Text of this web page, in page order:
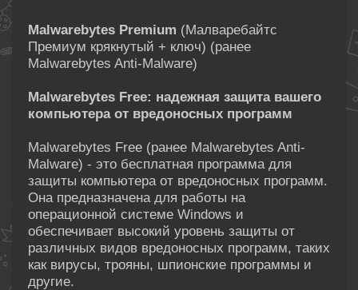
Malwarebytes Premium (Малваребайтс
Премиум крякнутый + ключ) (ранее
Malwarebytes Anti-Malware)
Malwarebytes Free: надежная защита вашего
компьютера от вредоносных программ
Malwarebytes Free (ранее Malwarebytes Anti-
Malware) - это бесплатная программа для
защиты компьютера от вредоносных программ.
Она предназначена для работы на
операционной системе Windows и
обеспечивает высокий уровень защиты от
различных видов вредоносных программ, таких
как вирусы, трояны, шпионские программы и
другие.